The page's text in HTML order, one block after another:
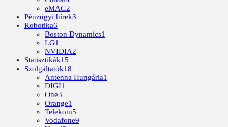
eMAG2
Pénzügyi hírek3
Robotika6
Boston Dynamics1
LG1
NVIDIA2
Statisztikák15
Szolgáltatók18
Antenna Hungária1
DIGI1
One3
Orange1
Telekom5
Vodafone9